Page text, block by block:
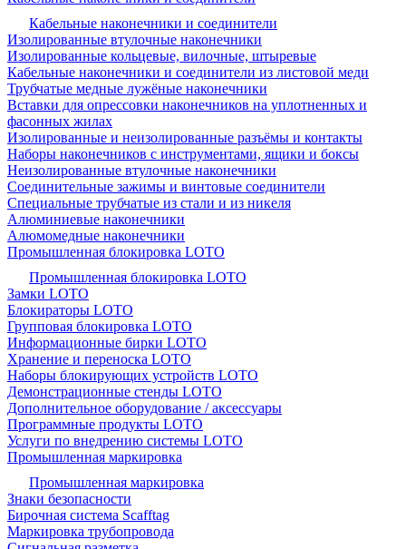
Кабельные наконечники и соединители
Изолированные втулочные наконечники
Изолированные кольцевые, вилочные, штыревые
Кабельные наконечники и соединители из листовой меди
Трубчатые медные лужёные наконечники
Вставки для опрессовки наконечников на уплотненных и
фасонных жилах
Изолированные и неизолированные разъёмы и контакты
Наборы наконечников с инструментами, ящики и боксы
Неизолированные втулочные наконечники
Соединительные зажимы и винтовые соединители
Специальные трубчатые из стали и из никеля
Алюминиевые наконечники
Алюмомедные наконечники
Промышленная блокировка LOTO
Промышленная блокировка LOTO
Замки LOTO
Блокираторы LOTO
Групповая блокировка LOTO
Информационные бирки LOTO
Хранение и переноска LOTO
Наборы блокирующих устройств LOTO
Демонстрационные стенды LOTO
Дополнительное оборудование / аксессуары
Программные продукты LOTO
Услуги по внедрению системы LOTO
Промышленная маркировка
Промышленная маркировка
Знаки безопасности
Бирочная система Scafftag
Маркировка трубопровода